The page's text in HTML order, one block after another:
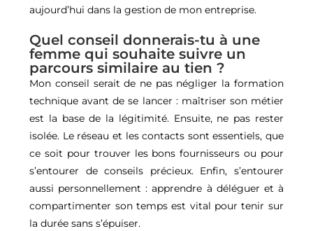
aujourd’hui dans la gestion de mon entreprise.
Quel conseil donnerais-tu à une
femme qui souhaite suivre un
parcours similaire au tien ?
Mon conseil serait de ne pas négliger la formation
technique avant de se lancer : maîtriser son métier
est la base de la légitimité. Ensuite, ne pas rester
isolée. Le réseau et les contacts sont essentiels, que
ce soit pour trouver les bons fournisseurs ou pour
s’entourer de conseils précieux. Enfin, s’entourer
aussi personnellement : apprendre à déléguer et à
compartimenter son temps est vital pour tenir sur
la durée sans s’épuiser.